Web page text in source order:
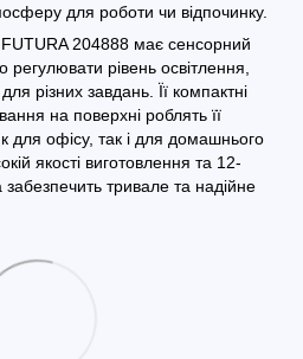
для роботи чи відпочинку.
204888 має сенсорний
рівень освітлення,
різних завдань. Її компактні
на поверхні роблять її
для офісу, так і для домашнього
якості виготовлення та 12-
забезпечить тривале та надійне